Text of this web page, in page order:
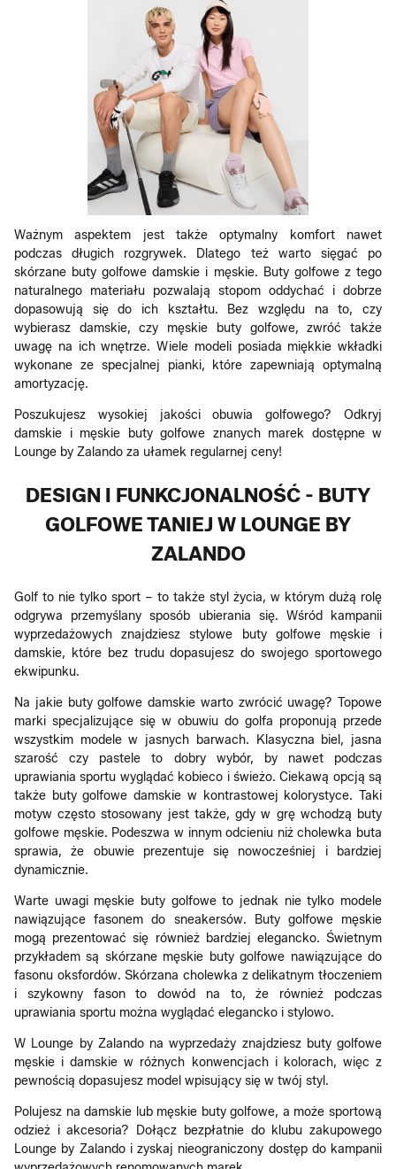
Ważnym aspektem jest także optymalny komfort nawet
podczas długich rozgrywek. Dlatego też warto sięgać po
skórzane buty golfowe damskie i męskie. Buty golfowe z tego
naturalnego materiału pozwalają stopom oddychać i dobrze
dopasowują się do ich kształtu. Bez względu na to, czy
wybierasz damskie, czy męskie buty golfowe, zwróć także
uwagę na ich wnętrze. Wiele modeli posiada miękkie wkładki
wykonane ze specjalnej pianki, które zapewniają optymalną
amortyzację.
Poszukujesz wysokiej jakości obuwia golfowego? Odkryj
damskie i męskie buty golfowe znanych marek dostępne w
Lounge by Zalando za ułamek regularnej ceny!
DESIGN I FUNKCJONALNOŚĆ - BUTY
GOLFOWE TANIEJ W LOUNGE BY
ZALANDO
Golf to nie tylko sport – to także styl życia, w którym dużą rolę
odgrywa przemyślany sposób ubierania się. Wśród kampanii
wyprzedażowych znajdziesz stylowe buty golfowe męskie i
damskie, które bez trudu dopasujesz do swojego sportowego
ekwipunku.
Na jakie buty golfowe damskie warto zwrócić uwagę? Topowe
marki specjalizujące się w obuwiu do golfa proponują przede
wszystkim modele w jasnych barwach. Klasyczna biel, jasna
szarość czy pastele to dobry wybór, by nawet podczas
uprawiania sportu wyglądać kobieco i świeżo. Ciekawą opcją są
także buty golfowe damskie w kontrastowej kolorystyce. Taki
motyw często stosowany jest także, gdy w grę wchodzą buty
golfowe męskie. Podeszwa w innym odcieniu niż cholewka buta
sprawia, że obuwie prezentuje się nowocześniej i bardziej
dynamicznie.
Warte uwagi męskie buty golfowe to jednak nie tylko modele
nawiązujące fasonem do sneakersów. Buty golfowe męskie
mogą prezentować się również bardziej elegancko. Świetnym
przykładem są skórzane męskie buty golfowe nawiązujące do
fasonu oksfordów. Skórzana cholewka z delikatnym tłoczeniem
i szykowny fason to dowód na to, że również podczas
uprawiania sportu można wyglądać elegancko i stylowo.
W Lounge by Zalando na wyprzedaży znajdziesz buty golfowe
męskie i damskie w różnych konwencjach i kolorach, więc z
pewnością dopasujesz model wpisujący się w twój styl.
Polujesz na damskie lub męskie buty golfowe, a może sportową
odzież i akcesoria? Dołącz bezpłatnie do klubu zakupowego
Lounge by Zalando i zyskaj nieograniczony dostęp do kampanii